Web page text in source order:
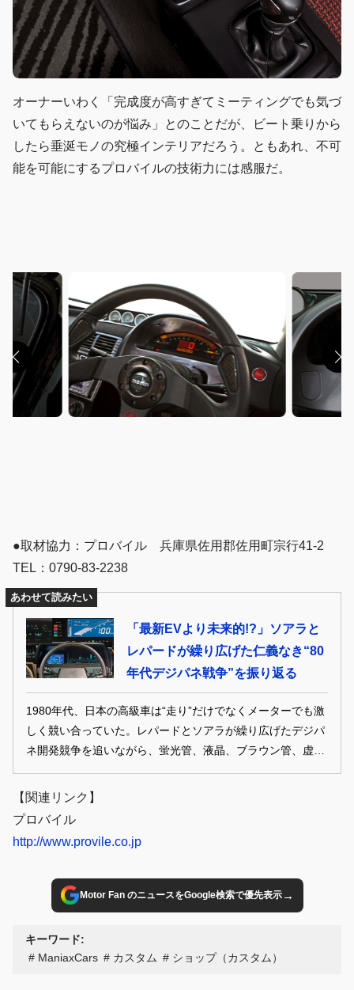
オーナーいわく「完成度が高すぎてミーティングでも気づ
いてもらえないのが悩み」とのことだが、ビート乗りから
したら垂涎モノの究極インテリアだろう。ともあれ、不可
能を可能にするプロバイルの技術力には感服だ。
●取材協力：プロバイル 兵庫県佐用郡佐用町宗行41-2
TEL：0790-83-2238
あわせて読みたい
「最新EVより未来的!?」ソアラと
レパードが繰り広げた仁義なき“80
年代デジパネ戦争”を振り返る
1980年代、日本の高級車は“走り”だけでなくメーターでも激
しく競い合っていた。レパードとソアラが繰り広げたデジパ
ネ開発競争を追いながら、蛍光管、液晶、ブラウン管、虚像
【関連リンク】
プロバイル
http://www.provile.co.jp
Motor Fan のニュースをGoogle検索で優先表示→
キーワード:
ManiaxCars
カスタム ショップ（カスタム）